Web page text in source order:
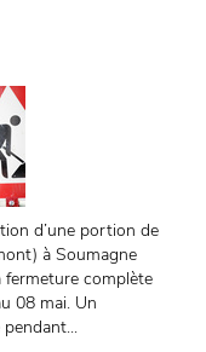
d’une portion de
à Soumagne
fermeture complète
08 mai. Un